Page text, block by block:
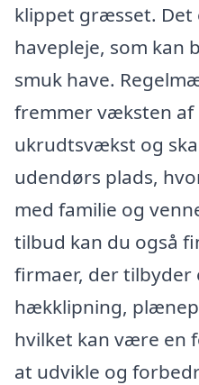
klippet græsset. Det
havepleje, som kan
smuk have.
fremmer væksten
ukrudtsvækst og
udendørs plads,
med familie og
tilbud kan du også
firmaer, der tilbyder
hækklipning,
hvilket kan være en
at udvikle og